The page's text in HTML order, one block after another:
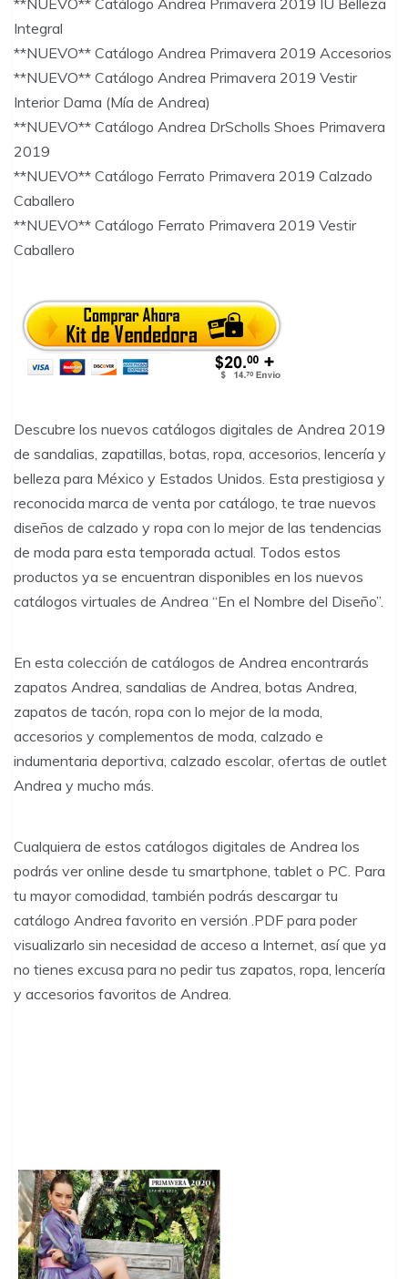
Integral
**NUEVO** Catálogo Andrea Primavera 2019 Accesorios
**NUEVO** Catálogo Andrea Primavera 2019 Vestir
Interior Dama (Mía de Andrea)
**NUEVO** Catálogo Andrea DrScholls Shoes Primavera
2019
**NUEVO** Catálogo Ferrato Primavera 2019 Calzado
Caballero
**NUEVO** Catálogo Ferrato Primavera 2019 Vestir
Caballero
Descubre los nuevos catálogos digitales de Andrea 2019
de sandalias, zapatillas, botas, ropa, accesorios, lencería y
belleza para México y Estados Unidos. Esta prestigiosa y
reconocida marca de venta por catálogo, te trae nuevos
diseños de calzado y ropa con lo mejor de las tendencias
de moda para esta temporada actual. Todos estos
productos ya se encuentran disponibles en los nuevos
catálogos virtuales de Andrea “En el Nombre del Diseño”.
En esta colección de catálogos de Andrea encontrarás
zapatos Andrea, sandalias de Andrea, botas Andrea,
zapatos de tacón, ropa con lo mejor de la moda,
accesorios y complementos de moda, calzado e
indumentaria deportiva, calzado escolar, ofertas de outlet
Andrea y mucho más.
Cualquiera de estos catálogos digitales de Andrea los
podrás ver online desde tu smartphone, tablet o PC. Para
tu mayor comodidad, también podrás descargar tu
catálogo Andrea favorito en versión .PDF para poder
visualizarlo sin necesidad de acceso a Internet, así que ya
no tienes excusa para no pedir tus zapatos, ropa, lencería
y accesorios favoritos de Andrea.